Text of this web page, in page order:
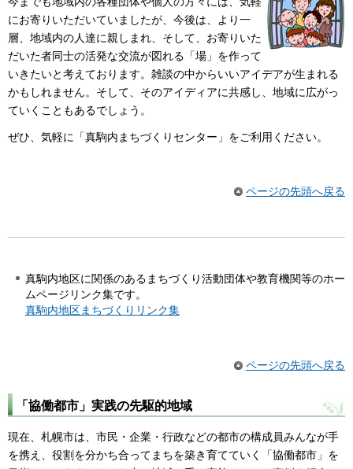
にお寄りいただいていましたが、今後は、より一
層、地域内の人達に親しまれ、そして、お寄りいた
だいた者同士の活発な交流が図れる「場」を作って
いきたいと考えております。雑談の中からいいアイデアが生まれる
かもしれません。そして、そのアイディアに共感し、地域に広がっ
ていくこともあるでしょう。
ぜひ、気軽に「真駒内まちづくりセンター」をご利用ください。
ページの先頭へ戻る
真駒内地区に関係のあるまちづくり活動団体や教育機関等のホー
ムページリンク集です。
真駒内地区まちづくりリンク集
ページの先頭へ戻る
「協働都市」実践の先駆的地域
現在、札幌市は、市民・企業・行政などの都市の構成員みんなが手
を携え、役割を分かち合ってまちを築き育てていく「協働都市」を